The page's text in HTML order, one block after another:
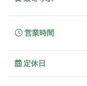
営業時間
定休日